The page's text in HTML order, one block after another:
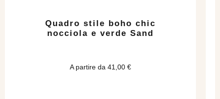
Quadro stile boho chic
nocciola e verde Sand
A partire da 41,00 €